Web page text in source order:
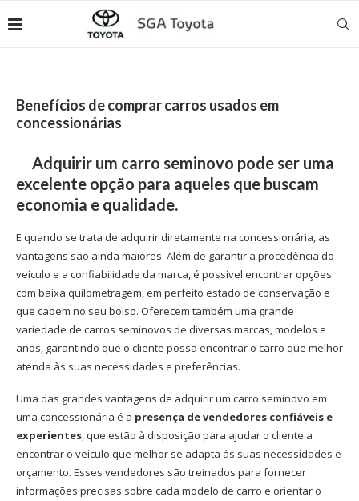
Benefícios de comprar carros usados ​​em
concessionárias
Adquirir um carro seminovo pode ser uma
excelente opção para aqueles que buscam
economia e qualidade.
E quando se trata de adquirir diretamente na concessionária, as
vantagens são ainda maiores. Além de garantir a procedência do
veículo e a confiabilidade da marca, é possível encontrar opções
com baixa quilometragem, em perfeito estado de conservação e
que cabem no seu bolso. Oferecem também uma grande
variedade de carros seminovos de diversas marcas, modelos e
anos, garantindo que o cliente possa encontrar o carro que melhor
atenda às suas necessidades e preferências.
Uma das grandes vantagens de adquirir um carro seminovo em
uma concessionária é a presença de vendedores confiáveis e
experientes, que estão à disposição para ajudar o cliente a
encontrar o veículo que melhor se adapta às suas necessidades e
orçamento. Esses vendedores são treinados para fornecer
informações precisas sobre cada modelo de carro e orientar o